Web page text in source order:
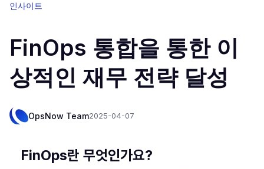
인사이트
FinOps 통합을 통한 이
상적인 재무 전략 달성
OpsNow Team2025-04-07
FinOps란 무엇인가요?